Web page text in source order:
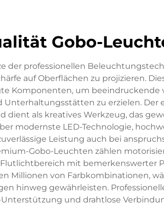
Gobo-
der professionellen
auf Oberflächen zu projizieren.
Komponenten, um beeindruckende
zu erzielen. Der
als kreatives Werkzeug, das
modernste LED-Technologie,
Leistung auch bei
Gobo-Leuchten zählen
mit bemerkenswerter
Millionen von Farbkombinationen,
hinweg gewährleisten.
und drahtlose